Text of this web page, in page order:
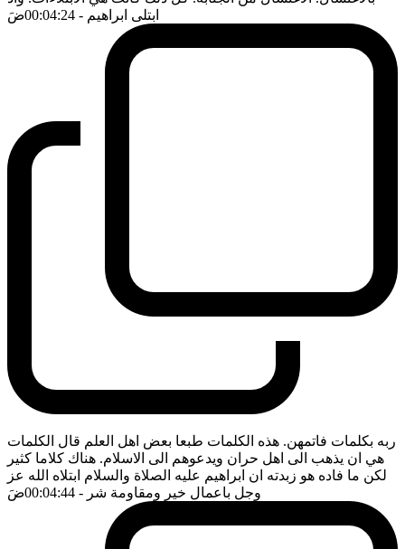
ابتلى ابراهيم - 00:04:24 ضَ
ربه بكلمات فاتمهن. هذه الكلمات طبعا بعض اهل العلم قال الكلمات
هي ان يذهب الى اهل حران ويدعوهم الى الاسلام. هناك كلاما كثير
لكن ما فاده هو زبدته ان ابراهيم عليه الصلاة والسلام ابتلاه الله عز
وجل باعمال خير ومقاومة شر - 00:04:44 ضَ